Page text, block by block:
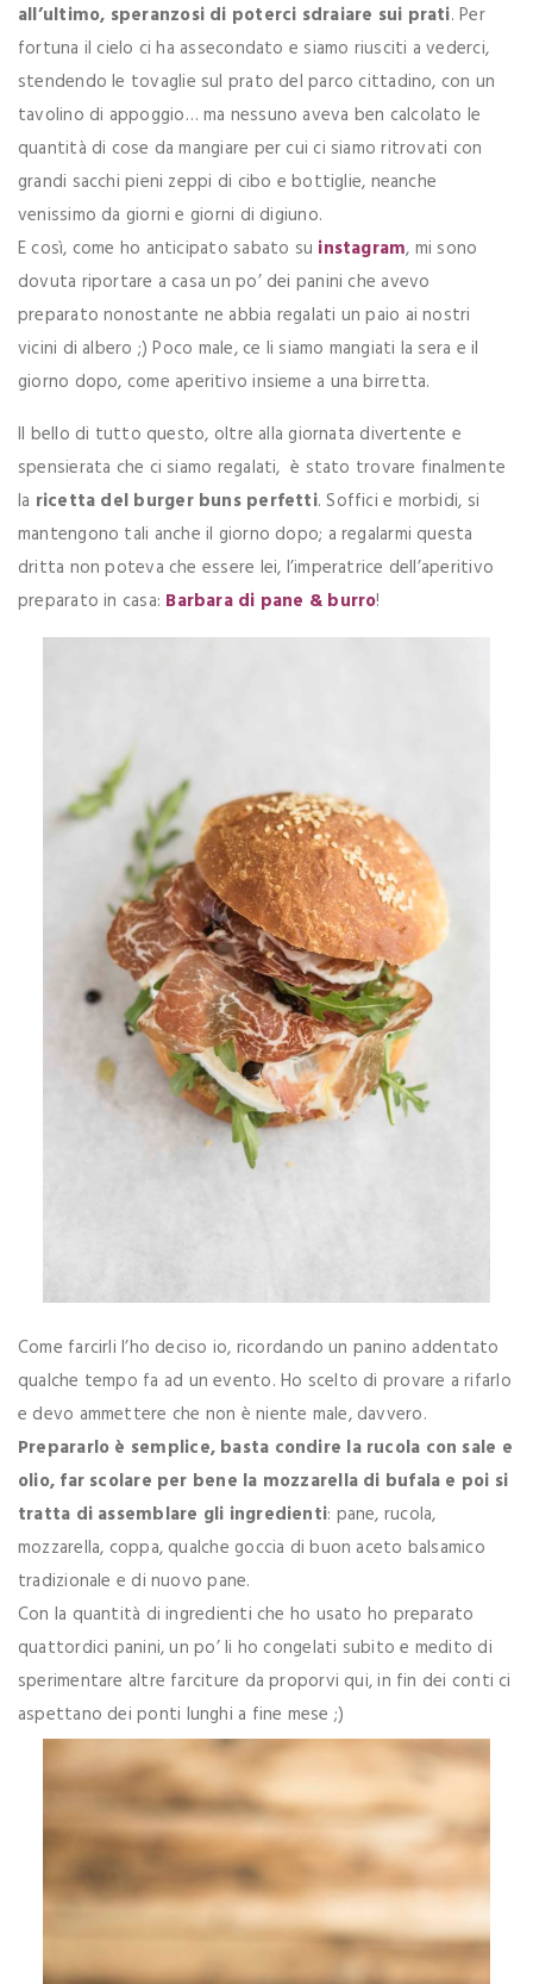
all’ultimo, speranzosi di poterci sdraiare sui prati. Per
fortuna il cielo ci ha assecondato e siamo riusciti a vederci,
stendendo le tovaglie sul prato del parco cittadino, con un
tavolino di appoggio… ma nessuno aveva ben calcolato le
quantità di cose da mangiare per cui ci siamo ritrovati con
grandi sacchi pieni zeppi di cibo e bottiglie, neanche
venissimo da giorni e giorni di digiuno.
E così, come ho anticipato sabato su instagram, mi sono
dovuta riportare a casa un po’ dei panini che avevo
preparato nonostante ne abbia regalati un paio ai nostri
vicini di albero ;) Poco male, ce li siamo mangiati la sera e il
giorno dopo, come aperitivo insieme a una birretta.
Il bello di tutto questo, oltre alla giornata divertente e
spensierata che ci siamo regalati, è stato trovare finalmente
la ricetta del burger buns perfetti. Soffici e morbidi, si
mantengono tali anche il giorno dopo; a regalarmi questa
dritta non poteva che essere lei, l’imperatrice dell’aperitivo
preparato in casa: Barbara di pane & burro!
Come farcirli l’ho deciso io, ricordando un panino addentato
qualche tempo fa ad un evento. Ho scelto di provare a rifarlo
e devo ammettere che non è niente male, davvero.
Prepararlo è semplice, basta condire la rucola con sale e
olio, far scolare per bene la mozzarella di bufala e poi si
tratta di assemblare gli ingredienti: pane, rucola,
mozzarella, coppa, qualche goccia di buon aceto balsamico
tradizionale e di nuovo pane.
Con la quantità di ingredienti che ho usato ho preparato
quattordici panini, un po’ li ho congelati subito e medito di
sperimentare altre farciture da proporvi qui, in fin dei conti ci
aspettano dei ponti lunghi a fine mese ;)